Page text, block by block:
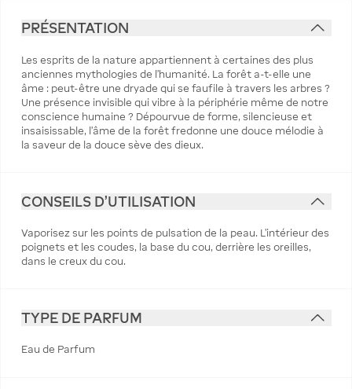
PRÉSENTATION
Les esprits de la nature appartiennent à certaines des plus
anciennes mythologies de l'humanité. La forêt a-t-elle une
âme : peut-être une dryade qui se faufile à travers les arbres ?
Une présence invisible qui vibre à la périphérie même de notre
conscience humaine ? Dépourvue de forme, silencieuse et
insaisissable, l'âme de la forêt fredonne une douce mélodie à
la saveur de la douce sève des dieux.
CONSEILS D'UTILISATION
Vaporisez sur les points de pulsation de la peau. L’intérieur des
poignets et les coudes, la base du cou, derrière les oreilles,
dans le creux du cou.
TYPE DE PARFUM
Eau de Parfum